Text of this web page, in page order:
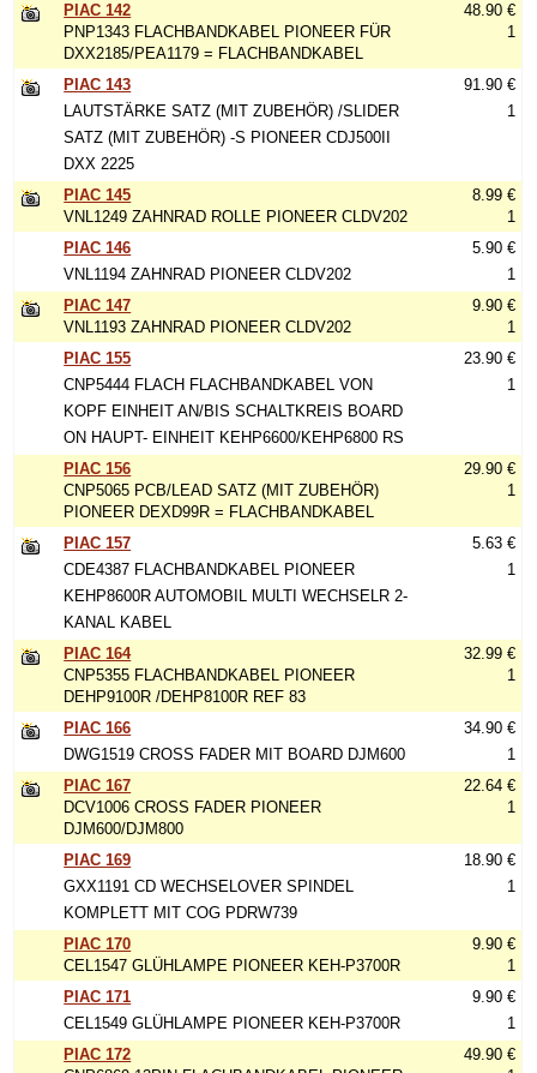
PIAC 142
PNP1343 FLACHBANDKABEL PIONEER FÜR
DXX2185/PEA1179 = FLACHBANDKABEL
48.90 €
1
PIAC 143
LAUTSTÄRKE SATZ (MIT ZUBEHÖR) /SLIDER
SATZ (MIT ZUBEHÖR) -S PIONEER CDJ500II
DXX 2225
91.90 €
1
PIAC 145
VNL1249 ZAHNRAD ROLLE PIONEER CLDV202
8.99 €
1
PIAC 146
VNL1194 ZAHNRAD PIONEER CLDV202
5.90 €
1
PIAC 147
VNL1193 ZAHNRAD PIONEER CLDV202
9.90 €
1
PIAC 155
CNP5444 FLACH FLACHBANDKABEL VON
KOPF EINHEIT AN/BIS SCHALTKREIS BOARD
ON HAUPT- EINHEIT KEHP6600/KEHP6800 RS
23.90 €
1
PIAC 156
CNP5065 PCB/LEAD SATZ (MIT ZUBEHÖR)
PIONEER DEXD99R = FLACHBANDKABEL
29.90 €
1
PIAC 157
CDE4387 FLACHBANDKABEL PIONEER
KEHP8600R AUTOMOBIL MULTI WECHSELR 2-
KANAL KABEL
5.63 €
1
PIAC 164
CNP5355 FLACHBANDKABEL PIONEER
DEHP9100R /DEHP8100R REF 83
32.99 €
1
PIAC 166
DWG1519 CROSS FADER MIT BOARD DJM600
34.90 €
1
PIAC 167
DCV1006 CROSS FADER PIONEER
DJM600/DJM800
22.64 €
1
PIAC 169
GXX1191 CD WECHSELOVER SPINDEL
KOMPLETT MIT COG PDRW739
18.90 €
1
PIAC 170
CEL1547 GLÜHLAMPE PIONEER KEH-P3700R
9.90 €
1
PIAC 171
CEL1549 GLÜHLAMPE PIONEER KEH-P3700R
9.90 €
1
PIAC 172
49.90 €